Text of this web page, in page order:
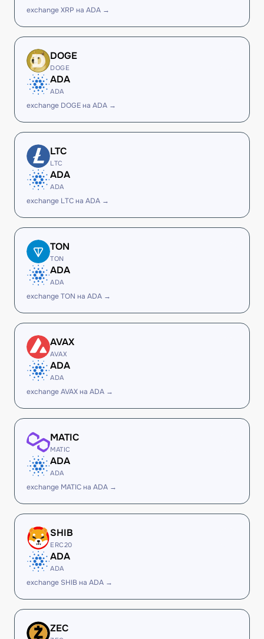
exchange XRP на ADA →
DOGE
DOGE
ADA
ADA
exchange DOGE на ADA →
LTC
LTC
ADA
ADA
exchange LTC на ADA →
TON
TON
ADA
ADA
exchange TON на ADA →
AVAX
AVAX
ADA
ADA
exchange AVAX на ADA →
MATIC
MATIC
ADA
ADA
exchange MATIC на ADA →
SHIB
ERC20
ADA
ADA
exchange SHIB на ADA →
ZEC